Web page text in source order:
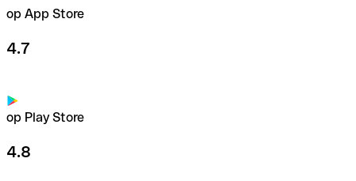
op App Store
4.7
op Play Store
4.8